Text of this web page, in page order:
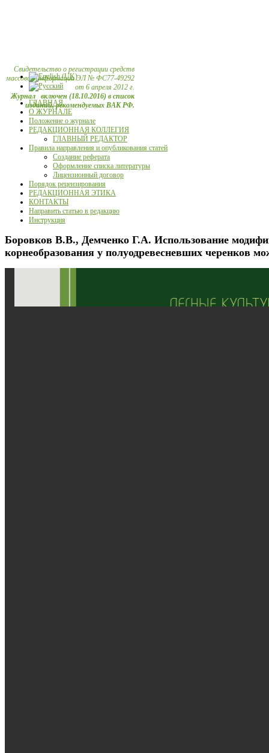
Свидетельство о регистрации средств
массовой информации ЭЛ № ФС77-49292
от 6 апреля 2012 г.
Журнал включен (18.10.2016) в список
изданий, рекомендуемых ВАК РФ.
ГЛАВНАЯ
О ЖУРНАЛЕ
Положение о журнале
РЕДАКЦИОННАЯ КОЛЛЕГИЯ
ГЛАВНЫЙ РЕДАКТОР
Правила направления и опубликования статей
Создание реферата
Оформление списка литературы
Лицензионный договор
Порядок рецензирования
РЕДАКЦИОННАЯ ЭТИКА
КОНТАКТЫ
Направить статью в редакцию
Инструкция
Боровков В.В., Демченко Г.А. Использование
корнеобразования у полуодревесневших черенков